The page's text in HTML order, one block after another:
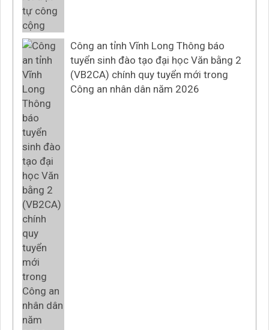
Công an tỉnh Vĩnh Long Thông báo
tuyển sinh đào tạo đại học Văn bằng 2
(VB2CA) chính quy tuyển mới trong
Công an nhân dân năm 2026